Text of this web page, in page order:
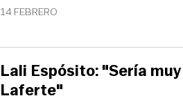
14 FEBRERO
Lali Espósito: "Sería
Laferte"